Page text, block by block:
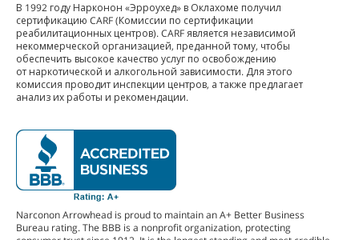
В 1992 году Нарконон «Эрроухед» в Оклахоме получил
сертификацию CARF (Комиссии по сертификации
реабилитационных центров). CARF является независимой
некоммерческой организацией, преданной тому, чтобы
обеспечить высокое качество услуг по освобождению
от наркотической и алкогольной зависимости. Для этого
комиссия проводит инспекции центров, а также предлагает
анализ их работы и рекомендации.
Narconon Arrowhead is proud to maintain an A+ Better Business
Bureau rating. The BBB is a nonprofit organization, protecting